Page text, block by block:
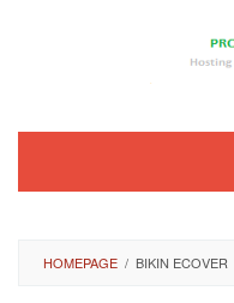
HOMEPAGE / BIKIN ECOVER